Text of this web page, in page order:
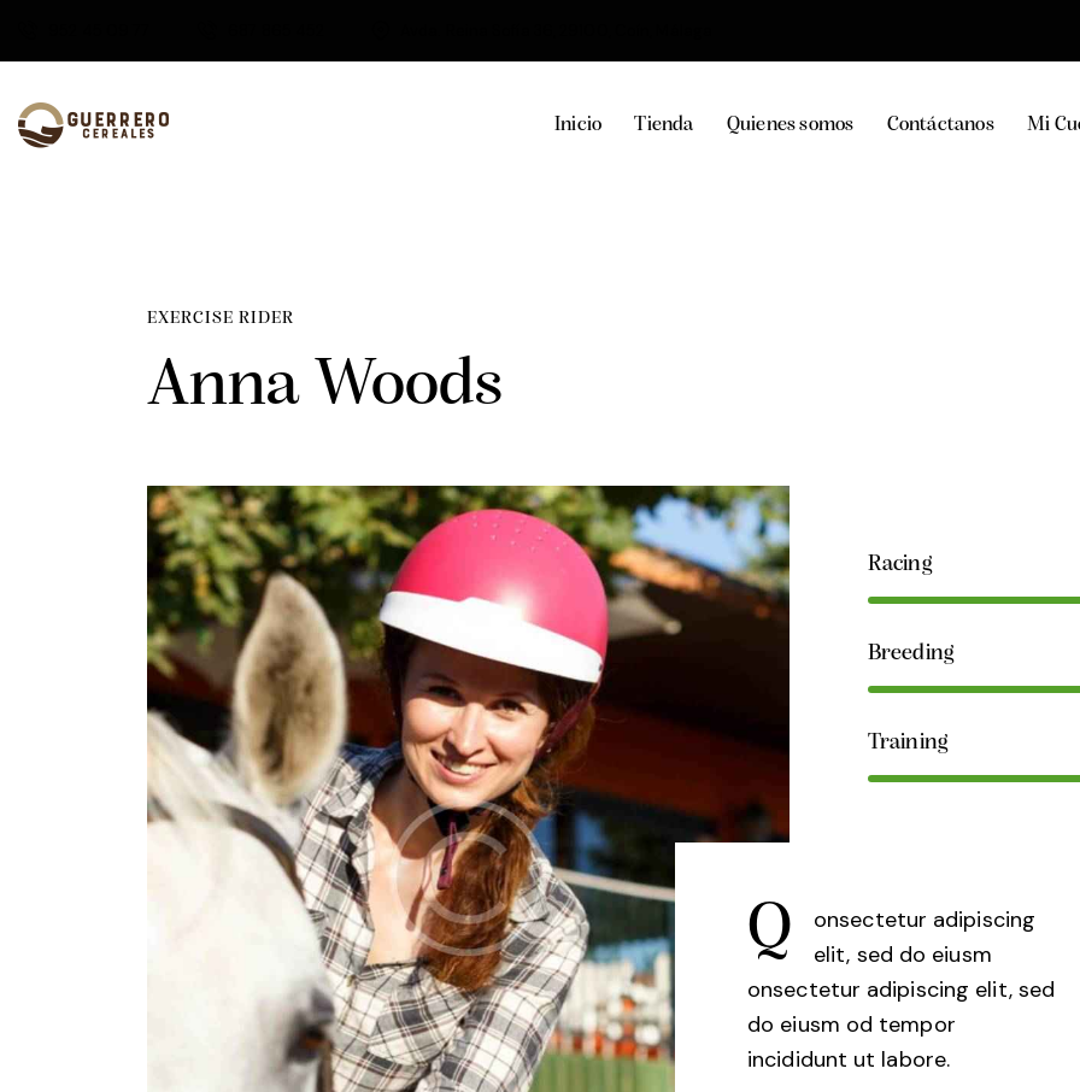
Inicio Tienda Quienes somos Contáctanos Mi
EXERCISE RIDER
Anna Woods
Racing
Breeding
Training
Q
onsectetur adipiscing
elit, sed do eiusm
onsectetur adipiscing elit, sed
do eiusm od tempor
incididunt ut labore.